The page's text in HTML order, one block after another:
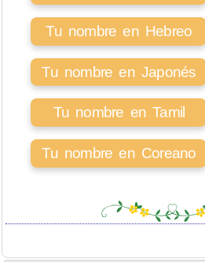
Tu nombre en Hebreo
Tu nombre en Japonés
Tu nombre en Tamil
Tu nombre en Coreano